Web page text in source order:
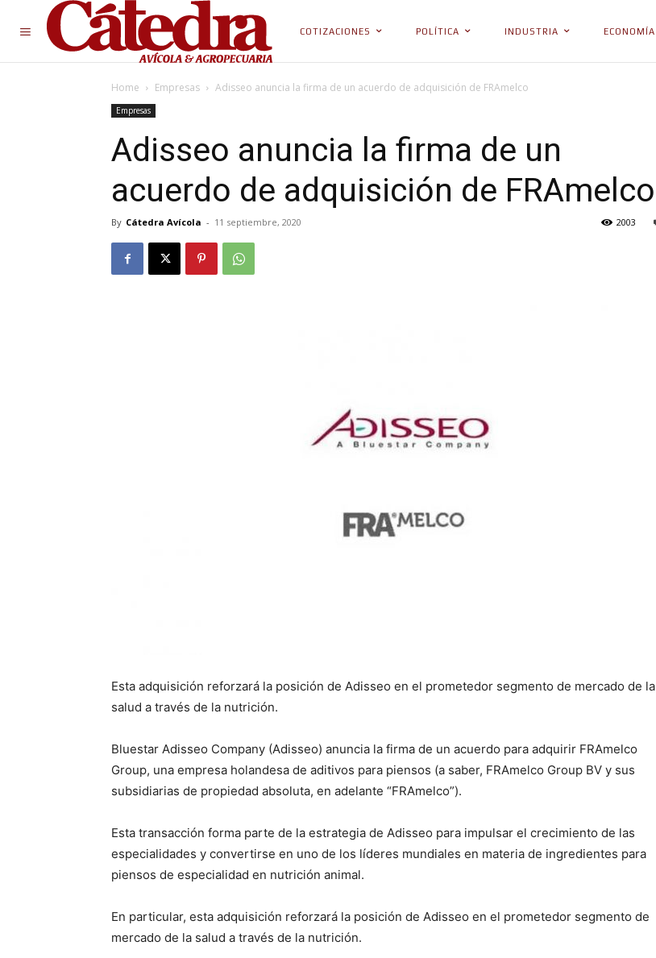
COTIZACIONES POLÍTICA INDUSTRIA ECONOMÍA
Home Empresas Adisseo anuncia la firma de un acuerdo de adquisición de FRAmelco
Empresas
Adisseo anuncia la firma de un
acuerdo de adquisición de FRAmelco
By Cátedra Avícola - 11 septiembre, 2020 2003
Esta adquisición reforzará la posición de Adisseo en el prometedor segmento de mercado de la
salud a través de la nutrición.
Bluestar Adisseo Company (Adisseo) anuncia la firma de un acuerdo para adquirir FRAmelco
Group, una empresa holandesa de aditivos para piensos (a saber, FRAmelco Group BV y sus
subsidiarias de propiedad absoluta, en adelante “FRAmelco”).
Esta transacción forma parte de la estrategia de Adisseo para impulsar el crecimiento de las
especialidades y convertirse en uno de los líderes mundiales en materia de ingredientes para
piensos de especialidad en nutrición animal.
En particular, esta adquisición reforzará la posición de Adisseo en el prometedor segmento de
mercado de la salud a través de la nutrición.